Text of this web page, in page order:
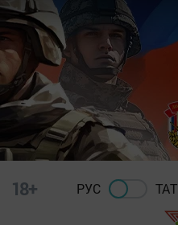
18+ РУС ТАТ